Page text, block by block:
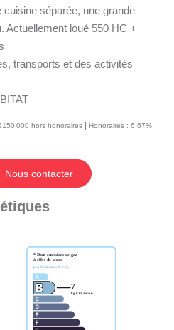
séparée, une grande
Actuellement loué 550 HC +
transports et des activités
000 hors honoraires | Honoraires : 6.67%
Nous contacter